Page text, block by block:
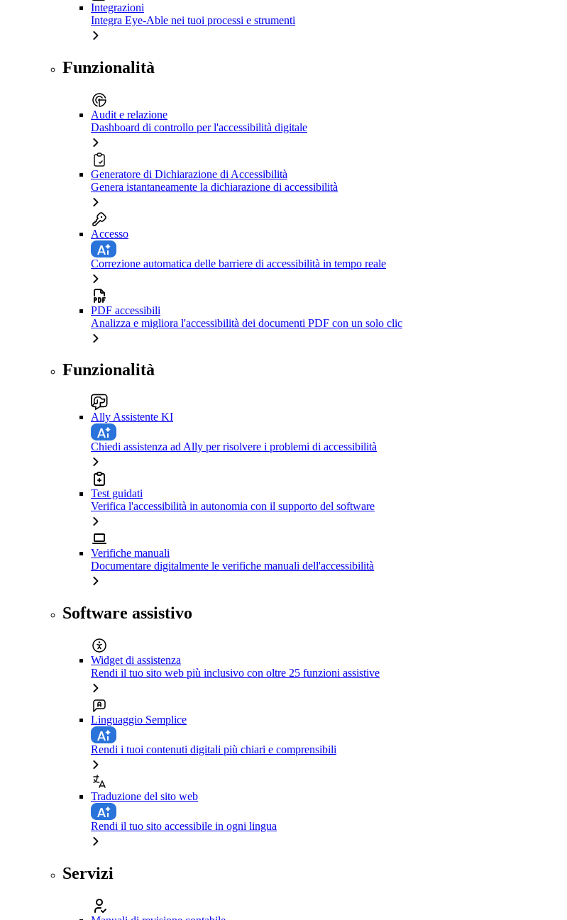
Integrazioni
Integra Eye-Able nei tuoi processi e strumenti
Funzionalità
Audit e relazione
Dashboard di controllo per l'accessibilità digitale
Generatore di Dichiarazione di Accessibilità
Genera istantaneamente la dichiarazione di accessibilità
Accesso
Correzione automatica delle barriere di accessibilità in tempo reale
PDF accessibili
Analizza e migliora l'accessibilità dei documenti PDF con un solo clic
Funzionalità
Ally Assistente KI
Chiedi assistenza ad Ally per risolvere i problemi di accessibilità
Test guidati
Verifica l'accessibilità in autonomia con il supporto del software
Verifiche manuali
Documentare digitalmente le verifiche manuali dell'accessibilità
Software assistivo
Widget di assistenza
Rendi il tuo sito web più inclusivo con oltre 25 funzioni assistive
Linguaggio Semplice
Rendi i tuoi contenuti digitali più chiari e comprensibili
Traduzione del sito web
Rendi il tuo sito accessibile in ogni lingua
Servizi